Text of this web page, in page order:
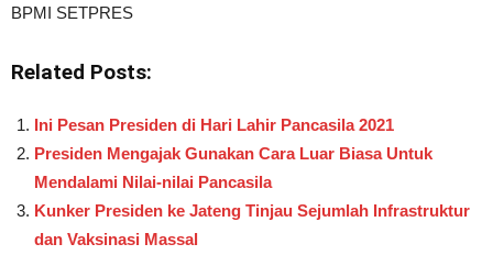
BPMI SETPRES
Related Posts:
Ini Pesan Presiden di Hari Lahir Pancasila 2021
Presiden Mengajak Gunakan Cara Luar Biasa Untuk
Mendalami Nilai-nilai Pancasila
Kunker Presiden ke Jateng Tinjau Sejumlah Infrastruktur
dan Vaksinasi Massal